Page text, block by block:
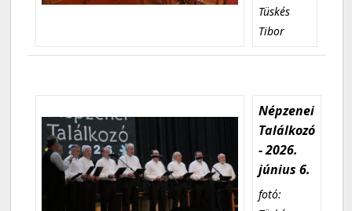
Tüskés
Tibor
Népzenei
Találkozó
- 2026.
június 6.
fotó: